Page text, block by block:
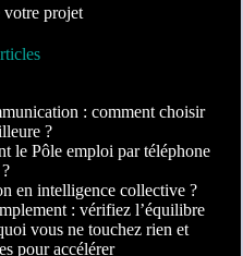
votre projet
: comment choisir
?
le Pôle emploi par téléphone
?
en intelligence collective ?
: vérifiez l’équilibre
vous ne touchez rien et
pour accélérer